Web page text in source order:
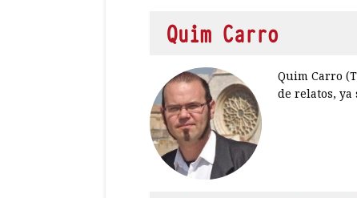
Quim Carro
Quim Carro
de relatos, ya